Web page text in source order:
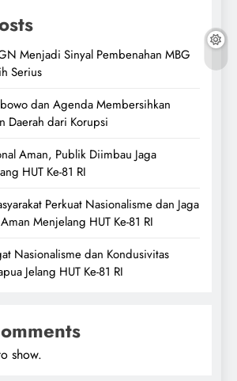
Menjadi Sinyal Pembenahan MBG
Serius
dan Agenda Membersihkan
Daerah dari Korupsi
Aman, Publik Diimbau Jaga
HUT Ke-81 RI
Perkuat Nasionalisme dan Jaga
Menjelang HUT Ke-81 RI
Nasionalisme dan Kondusivitas
Jelang HUT Ke-81 RI
show.